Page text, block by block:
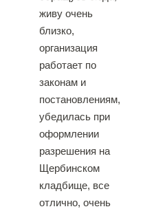
живу очень
близко,
организация
работает по
законам и
постановлениям,
убедилась при
оформлении
разрешения на
Щербинском
кладбище, все
отлично, очень